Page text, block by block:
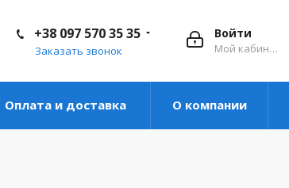
Войти
Мой кабинет
+38 097 570 35 35
Заказать звонок
Оплата и доставка О компании